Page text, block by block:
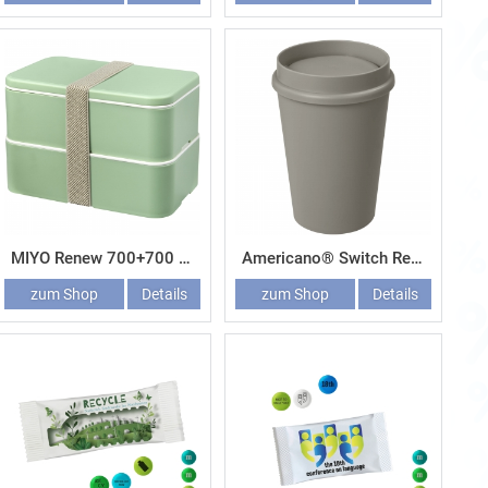
Werbeartikel-Angebot
Glaskiesel bunt -
800g in Dose
Artikel-Nr: 375109890
800 g farbige Glaskiesel
JETZT ANFRAGEN
MIYO Renew 700+700 ml Doppel-Lunchbox
zum Shop Details
Americano® Switch Renew Becher mit 360°-Deckel 300 ml
zum Shop Details